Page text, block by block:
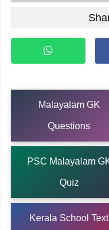
Malayalam GK
Questions
PSC Malayalam
Quiz
Kerala School Text